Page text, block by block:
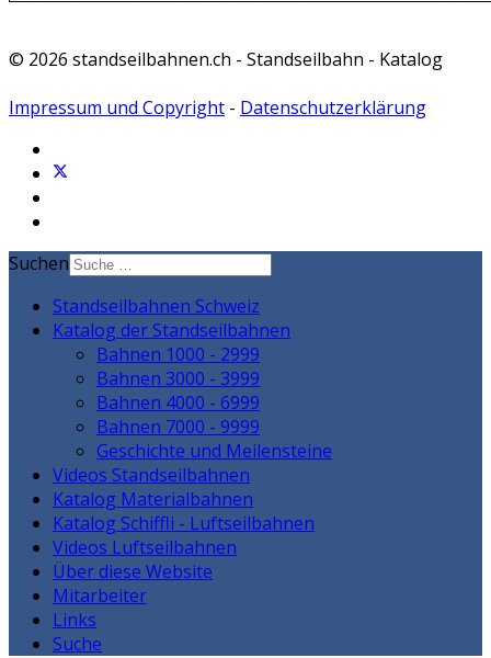
© 2026 standseilbahnen.ch - Standseilbahn - Katalog
Impressum und Copyright - Datenschutzerklärung
Suchen
Standseilbahnen Schweiz
Katalog der Standseilbahnen
Bahnen 1000 - 2999
Bahnen 3000 - 3999
Bahnen 4000 - 6999
Bahnen 7000 - 9999
Geschichte und Meilensteine
Videos Standseilbahnen
Katalog Materialbahnen
Katalog Schiffli - Luftseilbahnen
Videos Luftseilbahnen
Über diese Website
Mitarbeiter
Links
Suche